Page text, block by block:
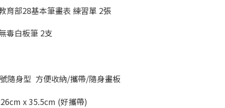
育部28基本筆畫表 練習單 2張
毒白板筆 2支
隨身型 方便收納/攜帶/隨身畫板
x 35.5cm (好攜帶)